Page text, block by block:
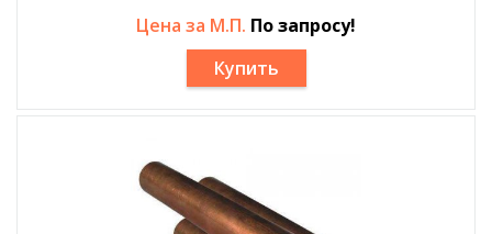
Цена за М.П. По запросу!
Купить